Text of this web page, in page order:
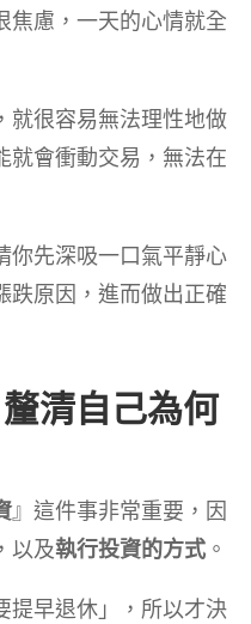
焦慮，一天的心情就全
就很容易無法理性地做
就會衝動交易，無法在
你先深吸一口氣平靜心
跌原因，進而做出正確
清自己為何
』這件事非常重要，因
以及執行投資的方式。
提早退休」，所以才決